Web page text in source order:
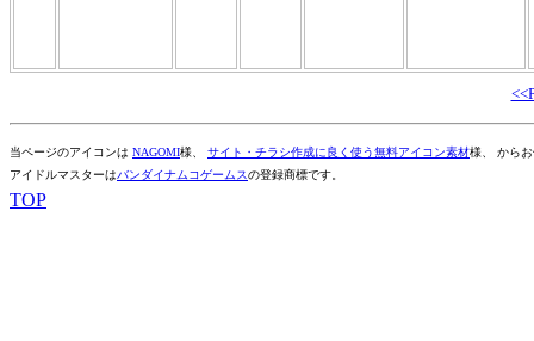
当ページのアイコンは NAGOMI様、 サイト・チラシ作成に良く使う無料アイコン素材様、 から
アイドルマスターはバンダイナムコゲームスの登録商標です。
TOP